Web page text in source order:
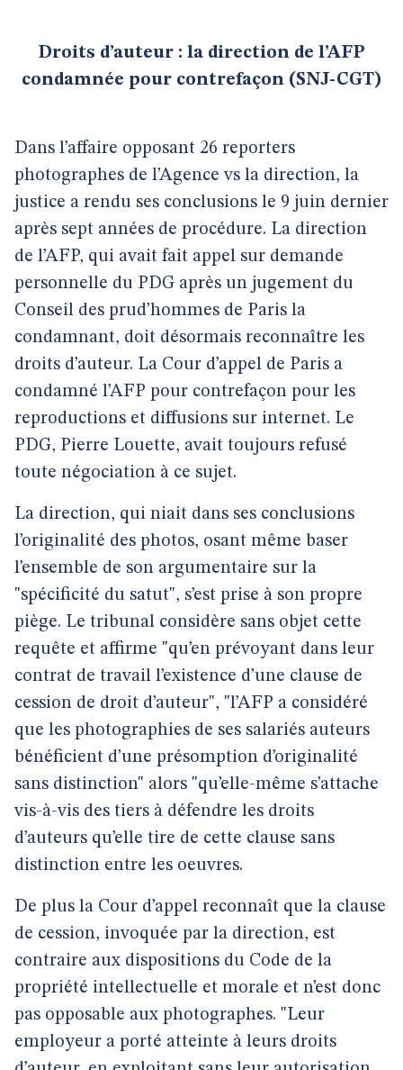
Droits d’auteur : la direction de l’AFP
condamnée pour contrefaçon (SNJ-CGT)
Dans l’affaire opposant 26 reporters
photographes de l’Agence vs la direction, la
justice a rendu ses conclusions le 9 juin dernier
après sept années de procédure. La direction
de l’AFP, qui avait fait appel sur demande
personnelle du PDG après un jugement du
Conseil des prud’hommes de Paris la
condamnant, doit désormais reconnaître les
droits d’auteur. La Cour d’appel de Paris a
condamné l’AFP pour contrefaçon pour les
reproductions et diffusions sur internet. Le
PDG, Pierre Louette, avait toujours refusé
toute négociation à ce sujet.
La direction, qui niait dans ses conclusions
l’originalité des photos, osant même baser
l’ensemble de son argumentaire sur la
"spécificité du satut", s’est prise à son propre
piège. Le tribunal considère sans objet cette
requête et affirme "qu’en prévoyant dans leur
contrat de travail l’existence d’une clause de
cession de droit d’auteur", "l’AFP a considéré
que les photographies de ses salariés auteurs
bénéficient d’une présomption d’originalité
sans distinction" alors "qu’elle-même s’attache
vis-à-vis des tiers à défendre les droits
d’auteurs qu’elle tire de cette clause sans
distinction entre les oeuvres.
De plus la Cour d’appel reconnaît que la clause
de cession, invoquée par la direction, est
contraire aux dispositions du Code de la
propriété intellectuelle et morale et n’est donc
pas opposable aux photographes. "Leur
employeur a porté atteinte à leurs droits